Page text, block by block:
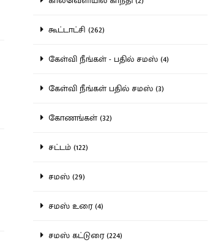
கூட்டாட்சி (262)
கேள்வி நீங்கள் - பதில் சமஸ் (4)
கேள்வி நீங்கள் பதில் சமஸ் (3)
கோணங்கள் (32)
சட்டம் (122)
சமஸ் (29)
சமஸ் உரை (4)
சமஸ் கட்டுரை (224)